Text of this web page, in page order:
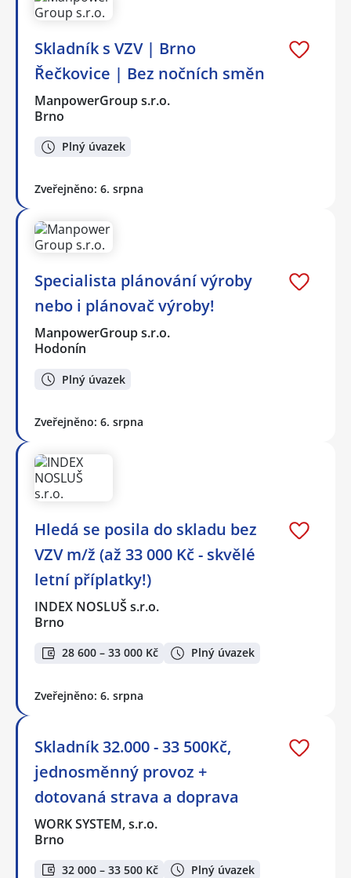
Skladník s VZV | Brno
Řečkovice | Bez nočních směn
ManpowerGroup s.r.o.
Brno
Plný úvazek
Zveřejněno: 6. srpna
Specialista plánování výroby
nebo i plánovač výroby!
ManpowerGroup s.r.o.
Hodonín
Plný úvazek
Zveřejněno: 6. srpna
Hledá se posila do skladu bez
VZV m/ž (až 33 000 Kč - skvělé
letní příplatky!)
INDEX NOSLUŠ s.r.o.
Brno
28 600 – 33 000 Kč Plný úvazek
Zveřejněno: 6. srpna
Skladník 32.000 - 33 500Kč,
jednosměnný provoz +
dotovaná strava a doprava
WORK SYSTEM, s.r.o.
Brno
32 000 – 33 500 Kč
Plný úvazek